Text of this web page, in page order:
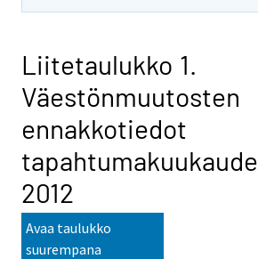
Liitetaulukko 1.
Väestönmuutosten
ennakkotiedot
2012
Avaa taulukko
suurempana